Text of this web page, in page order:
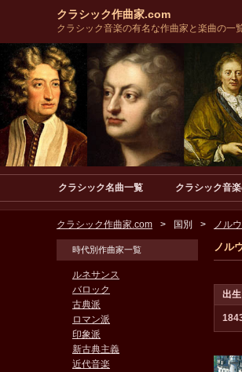
クラシック作曲家.com
クラシック音楽の有名な作曲家と楽曲の一
クラシック名曲一覧 クラシック音
クラシック作曲家.com 国別 ノル
ノル
出生
時代別作曲家一覧
ルネサンス
バロック
古典派
ロマン派
印象派
新古典主義
近代音楽